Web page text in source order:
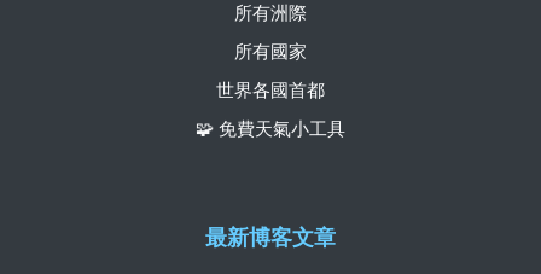
所有洲際
所有國家
世界各國首都
🧩 免費天氣小工具
最新博客文章